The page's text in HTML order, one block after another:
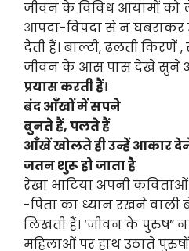
जीवन के विविध आयामों को
आपदा-विपदा से न
देती हैं। बाल्टी, ढलती किरणें
जीवन के आस पास देखे सुने
प्रयास करती हैं।
बंद आँखों में सपने
बुनते हैं, पलते हैं
आँखें खोलते ही उन्हें आकार
जतन शुरू हो जाता है
रेखा भाटिया अपनी
-पिता का ध्यान रखने वाली
लिखती हैं। ‘जीवन के पुरुष”
महिलाओं पर हाथ उठाते